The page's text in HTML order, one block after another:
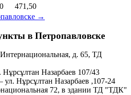
471,50
→
в Петропавловске
д. 65, ТД
Нұрсұлтан Назарбаев 107/43
ул. Нұрсұлтан Назарбаев ,107-24
72, в здании ТД "ТДК"